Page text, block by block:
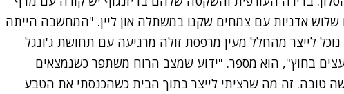
אדניות עם צמחים שקנו במשתלה און ליין. "המחשבה הייתה
לייצר מהחלל מעין מרפסת זולה מרגיעה עם תחושת ג'ונגל
בחוץ", הוא מספר. "ידוע שמצב הרוח משתפר כשנמצאים
טובה. זה מה שרציתי לייצר בתוך הבית כשהכנסתי את הטבע